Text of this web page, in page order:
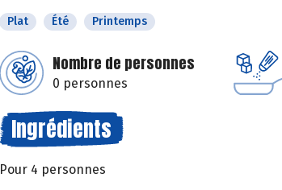
Plat Été Printemps
Nombre de personnes
0 personnes
Ingrédients
Pour 4 personnes